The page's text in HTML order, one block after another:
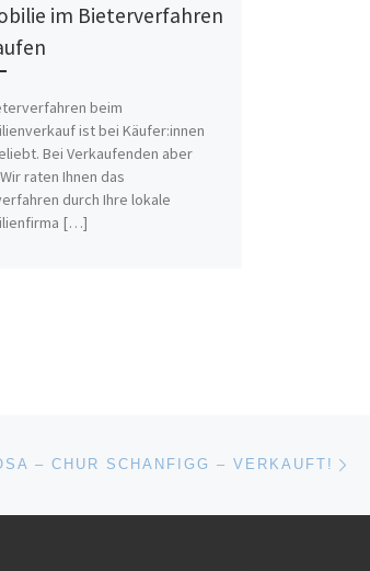
im Bieterverfahren
beim
ist bei Käufer:innen
Bei Verkaufenden aber
raten Ihnen das
durch Ihre lokale
[…]
– CHUR SCHANFIGG – VERKAUFT!